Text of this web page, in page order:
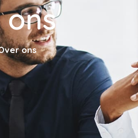
ons
ons